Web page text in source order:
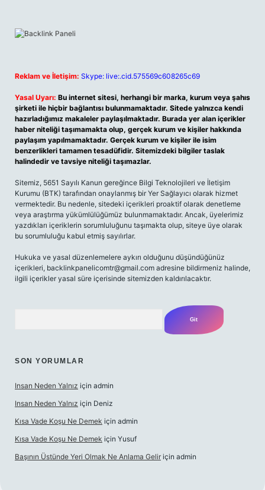
Reklam ve İletişim: Skype: live:.cid.575569c608265c69
Yasal Uyarı: Bu internet sitesi, herhangi bir marka, kurum veya şahıs
şirketi ile hiçbir bağlantısı bulunmamaktadır. Sitede yalnızca kendi
hazırladığımız makaleler paylaşılmaktadır. Burada yer alan içerikler
haber niteliği taşımamakta olup, gerçek kurum ve kişiler hakkında
paylaşım yapılmamaktadır. Gerçek kurum ve kişiler ile isim
benzerlikleri tamamen tesadüfidir. Sitemizdeki bilgiler taslak
halindedir ve tavsiye niteliği taşımazlar.
Sitemiz, 5651 Sayılı Kanun gereğince Bilgi Teknolojileri ve İletişim
Kurumu (BTK) tarafından onaylanmış bir Yer Sağlayıcı olarak hizmet
vermektedir. Bu nedenle, sitedeki içerikleri proaktif olarak denetleme
veya araştırma yükümlülüğümüz bulunmamaktadır. Ancak, üyelerimiz
yazdıkları içeriklerin sorumluluğunu taşımakta olup, siteye üye olarak
bu sorumluluğu kabul etmiş sayılırlar.
Hukuka ve yasal düzenlemelere aykırı olduğunu düşündüğünüz
içerikleri, backlinkpanelicomtr@gmail.com adresine bildirmeniz halinde,
ilgili içerikler yasal süre içerisinde sitemizden kaldırılacaktır.
SON YORUMLAR
Insan Neden Yalnız için admin
Insan Neden Yalnız için Deniz
Kısa Vade Koşu Ne Demek için admin
Kısa Vade Koşu Ne Demek için Yusuf
Başının Üstünde Yeri Olmak Ne Anlama Gelir için admin